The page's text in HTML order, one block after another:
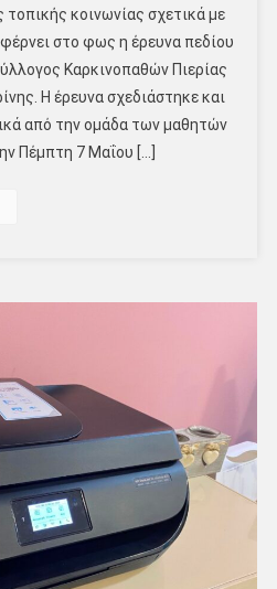
κοινωνίας σχετικά με
στο φως η έρευνα πεδίου
Καρκινοπαθών Πιερίας
Η έρευνα σχεδιάστηκε και
από την ομάδα των μαθητών
Πέμπτη 7 Μαΐου […]